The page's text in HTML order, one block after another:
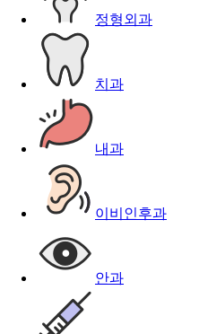
정형외과
치과
내과
이비인후과
안과